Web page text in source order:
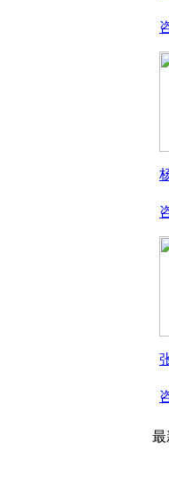
最